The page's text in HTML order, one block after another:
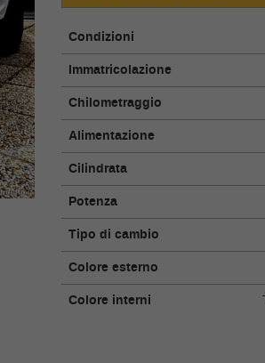
Condizioni
Immatricolazione
Chilometraggio
Alimentazione
Cilindrata
Potenza
Tipo di cambio
Colore esterno
Colore interni